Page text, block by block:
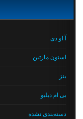
آ او دی
استون مارتین
بی ام دبلیو
دسته‌بندی نشده